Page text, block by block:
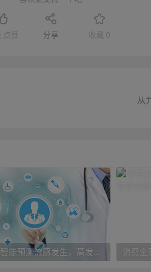
点赞 分享 收藏 0
从